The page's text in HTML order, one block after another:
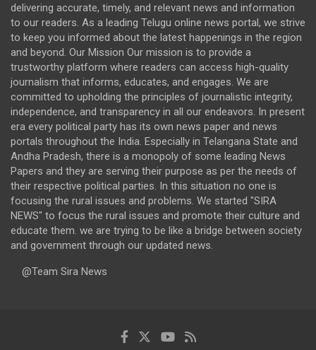
delivering accurate, timely, and relevant news and information
to our readers. As a leading Telugu online news portal, we strive
to keep you informed about the latest happenings in the region
and beyond. Our Mission Our mission is to provide a
trustworthy platform where readers can access high-quality
journalism that informs, educates, and engages. We are
committed to upholding the principles of journalistic integrity,
independence, and transparency in all our endeavors. In present
era every political party has its own news paper and news
portals throughout the India. Especially in Telangana State and
Andha Pradesh, there is a monopoly of some leading News
Papers and they are serving their purpose as per the needs of
their respective political parties. In this situation no one is
focusing the rural issues and problems. We started "SIRA
NEWS" to focus the rural issues and promote their culture and
educate them. we are trying to be like a bridge between society
and government through our updated news.
@Team Sira News